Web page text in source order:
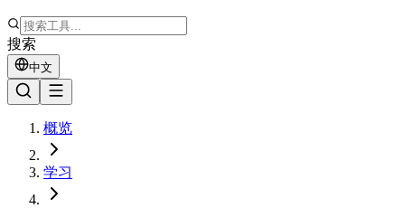
搜索
中文
概览
学习